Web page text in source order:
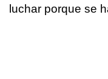
luchar porque se